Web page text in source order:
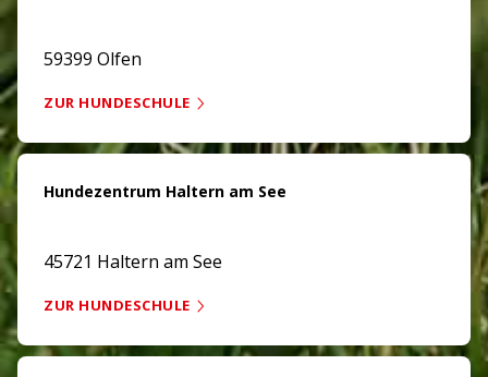
59399 Olfen
ZUR HUNDESCHULE
Hundezentrum Haltern am See
45721 Haltern am See
ZUR HUNDESCHULE